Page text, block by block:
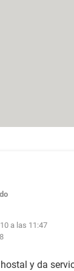
a las 11:47
y da